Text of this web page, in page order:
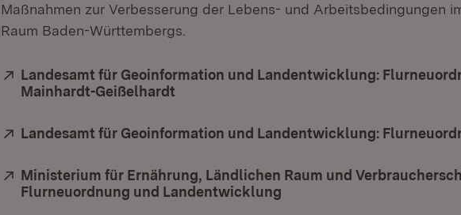
Maßnahmen zur Verbesserung der Lebens- und Arbeitsbedingungen
Raum Baden-Württembergs.
Extern:
Landesamt für Geoinformation und Landentwicklung:
Mainhardt-Geißelhardt
Extern:
Landesamt für Geoinformation und Landentwicklung:
Extern:
Ministerium für Ernährung, Ländlichen Raum und
Flurneuordnung und Landentwicklung